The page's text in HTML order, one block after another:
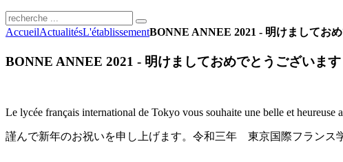
AccueilActualitésL'établissementBONNE ANNEE 2021 - 明けましてお
BONNE ANNEE 2021 - 明けましておめでとうございます
Le lycée français international de Tokyo vous souhaite une belle et heureuse
謹んで新年のお祝いを申し上げます。令和三年 東京国際フランス